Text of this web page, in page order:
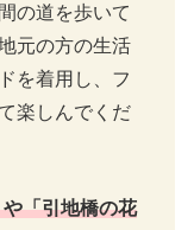
の道を歩いて
元の方の生活
を着用し、フ
楽しんでくだ
「引地橋の花